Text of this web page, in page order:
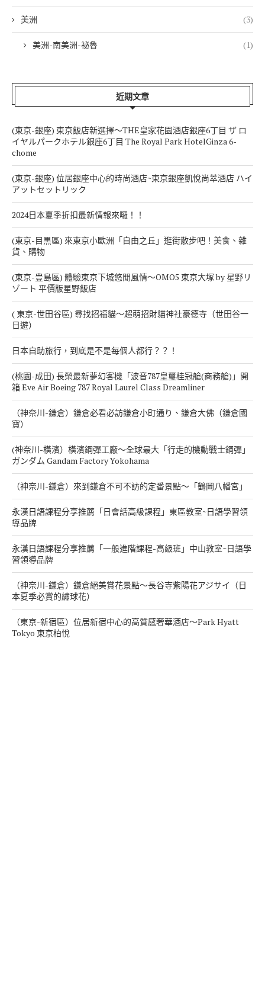
美洲 (3)
美洲-南美洲-祕魯 (1)
近期文章
(東京-銀座) 東京飯店新選擇～THE皇家花園酒店銀座6丁目 ザ ロ
イヤルパークホテル銀座6丁目 The Royal Park HotelGinza 6-
chome
(東京-銀座) 位居銀座中心的時尚酒店~東京銀座凱悅尚萃酒店 ハイ
アットセットリック
2024日本夏季折扣最新情報來囉！！
(東京-目黒區) 來東京小歐洲「自由之丘」逛街散步吧！美食、雜
貨、購物
(東京-豊島區) 體驗東京下城悠閒風情～OMO5 東京大塚 by 星野リ
ゾート 平價版星野飯店
( 東京-世田谷區) 尋找招福貓～超萌招財貓神社豪德寺（世田谷一
日遊）
日本自助旅行，到底是不是每個人都行？？！
(桃園-成田) 長榮最新夢幻客機「波音787皇璽桂冠艙(商務艙)」開
箱 Eve Air Boeing 787 Royal Laurel Class Dreamliner
（神奈川-鎌倉）鎌倉必看必訪鎌倉小町通り、鎌倉大佛（鎌倉國
寶）
(神奈川-橫濱）橫濱鋼彈工廠～全球最大「行走的機動戰士鋼彈」
ガンダム Gandam Factory Yokohama
（神奈川-鎌倉）來到鎌倉不可不訪的定番景點～「鶴岡八幡宮」
永漢日語課程分享推薦「日會話高級課程」東區教室~日語學習領
導品牌
永漢日語課程分享推薦「一般進階課程-高級班」中山教室~日語學
習領導品牌
（神奈川-鎌倉）鎌倉絕美賞花景點～長谷寺紫陽花アジサイ（日
本夏季必賞的繡球花）
（東京-新宿區）位居新宿中心的高質感奢華酒店～Park Hyatt
Tokyo 東京柏悅